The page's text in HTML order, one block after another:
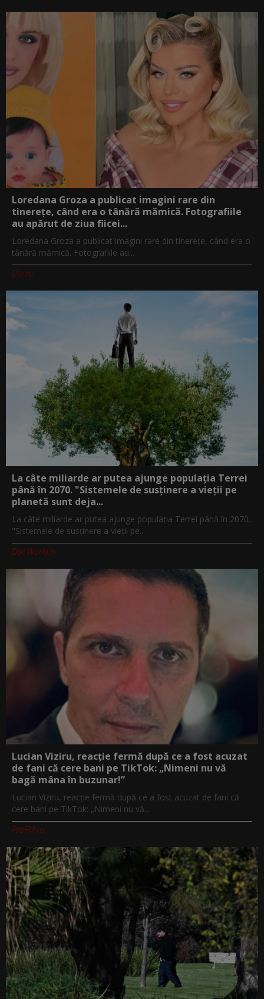
Loredana Groza a publicat imagini rare din
tinerețe, când era o tânără mămică. Fotografiile
au apărut de ziua fiicei...
Loredana Groza a publicat imagini rare din tinerețe, când era o
tânără mămică. Fotografiile au...
Utv.ro
La câte miliarde ar putea ajunge populația Terrei
până în 2070. "Sistemele de susținere a vieții pe
planetă sunt deja...
La câte miliarde ar putea ajunge populația Terrei până în 2070.
"Sistemele de susținere a vieții pe...
Digi-World.tv
Lucian Viziru, reacție fermă după ce a fost acuzat
de fani că cere bani pe TikTok: „Nimeni nu vă
bagă mâna în buzunar!”
Lucian Viziru, reacție fermă după ce a fost acuzat de fani că
cere bani pe TikTok: „Nimeni nu vă...
ProFM.ro